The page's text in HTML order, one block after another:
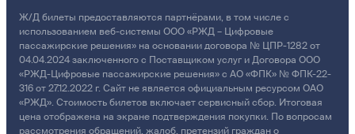
Ж/Д билеты предоставляются партнёрами, в том числе с
использованием веб-системы ООО «РЖД – Цифровые
пассажирские решения» на основании договора № ЦПР-1282 от
04.04.2024 заключенного с Поставщиком услуг и Договора ООО
«РЖД-Цифровые пассажирские решения» с АО «ФПК» № ФПК-22-
316 от 27.12.2022 г. Сайт не является официальным ресурсом ОАО
«РЖД». Стоимость билетов включает сервисный сбор. Итоговая
цена отображена на экране подтверждения покупки. По вопросам
рассмотрения обращений, жалоб, претензий граждан о